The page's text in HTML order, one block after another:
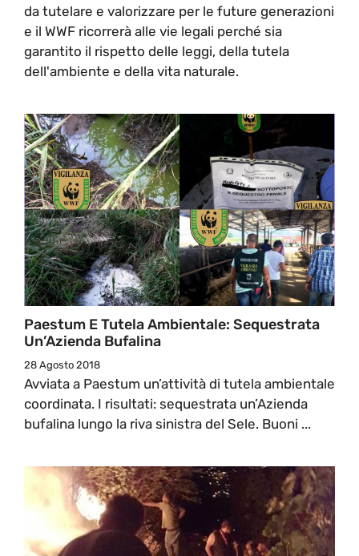
da tutelare e valorizzare per le future generazioni
e il WWF ricorrerà alle vie legali perché sia
garantito il rispetto delle leggi, della tutela
dell'ambiente e della vita naturale.
Paestum E Tutela Ambientale: Sequestrata
Un’Azienda Bufalina
28 Agosto 2018
Avviata a Paestum un’attività di tutela ambientale
coordinata. I risultati: sequestrata un’Azienda
bufalina lungo la riva sinistra del Sele. Buoni ...